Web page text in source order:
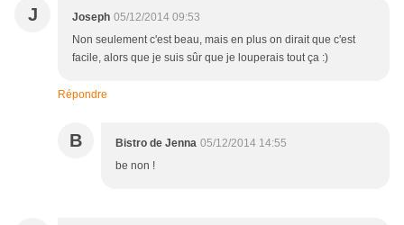
J Joseph 05/12/2014 09:53
Non seulement c'est beau, mais en plus on dirait que c'est
facile, alors que je suis sûr que je louperais tout ça :)
Répondre
B Bistro de Jenna 05/12/2014 14:55
be non !